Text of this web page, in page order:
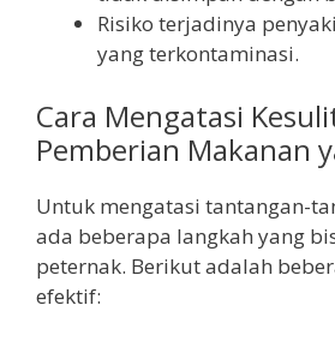
Risiko terjadinya
yang terkontaminasi.
Cara Mengatasi
Pemberian Makanan
Untuk mengatasi tantangan-
ada beberapa langkah yang
peternak. Berikut adalah
efektif: